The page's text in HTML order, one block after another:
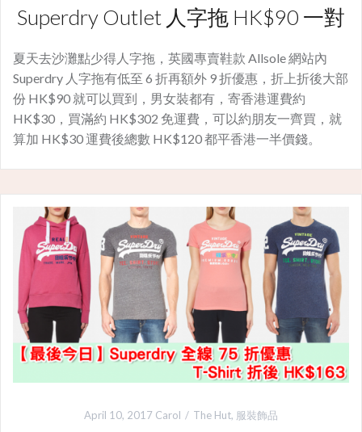
Superdry Outlet 人字拖 HK$90 一對
夏天去沙灘點少得人字拖，英國專賣鞋款 Allsole 網站內
Superdry 人字拖有低至 6 折再額外 9 折優惠，折上折後大部
份 HK$90 就可以買到，男女裝都有，寄香港運費約
HK$30，買滿約 HK$302 免運費，可以約朋友一齊買，就
算加 HK$30 運費後總數 HK$120 都平香港一半價錢。
April 10, 2017 Carol The Hut, 服裝飾品